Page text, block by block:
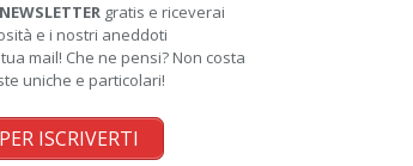
NEWSLETTER gratis e riceverai
e i nostri aneddoti
mail! Che ne pensi? Non costa
uniche e particolari!
ISCRIVERTI